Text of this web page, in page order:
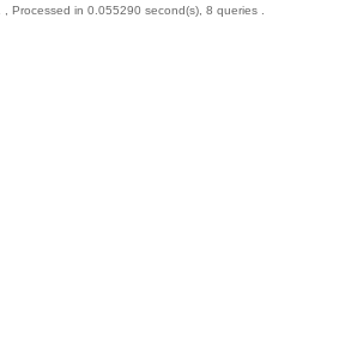
, Processed in 0.055290 second(s), 8 queries .